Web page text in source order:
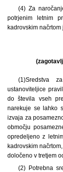
(4) Za
potrjenim letnim
kadrovskim
(1)Sredstva
ustanoviteljice
do števila vseh
narekuje se lahko
izvaja za
območju
opredeljeno z
kadrovskim
določeno v tretjem
(2) Potrebna